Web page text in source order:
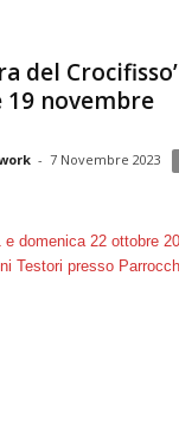
del Crocifisso’
19 novembre
- 7 Novembre 2023